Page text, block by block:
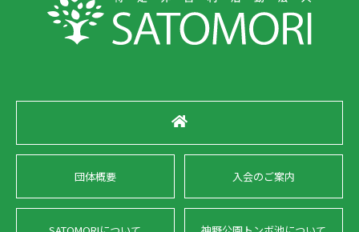
団体概要 入会のご案内